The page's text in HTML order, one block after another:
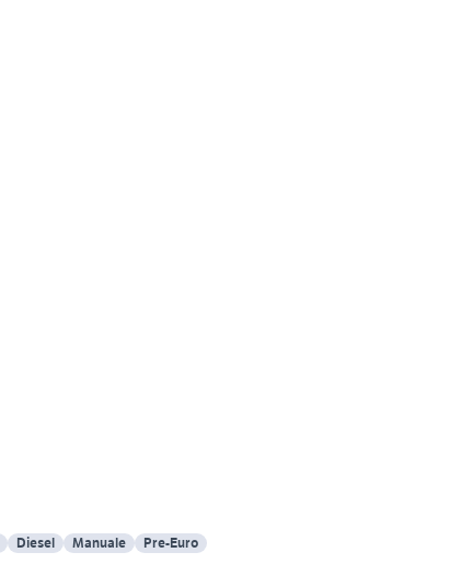
Diesel Manuale Pre-Euro